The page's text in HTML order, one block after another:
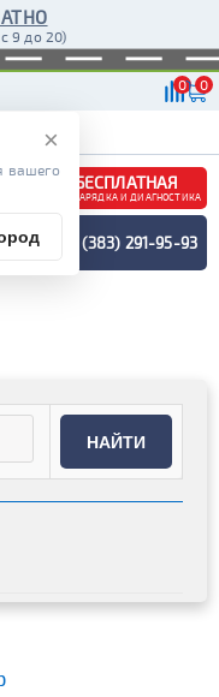
9 до 20)
0 0
ДОСТАВКА
БЕСПЛАТНАЯ
ЗАРЯДКА И ДИАГНОСТИКА
+7 (383) 291-95-93
НАЙТИ
×
вашего